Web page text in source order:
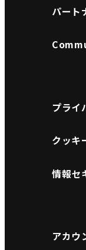
パート
プライ
クッキ
情報セ
アカウ